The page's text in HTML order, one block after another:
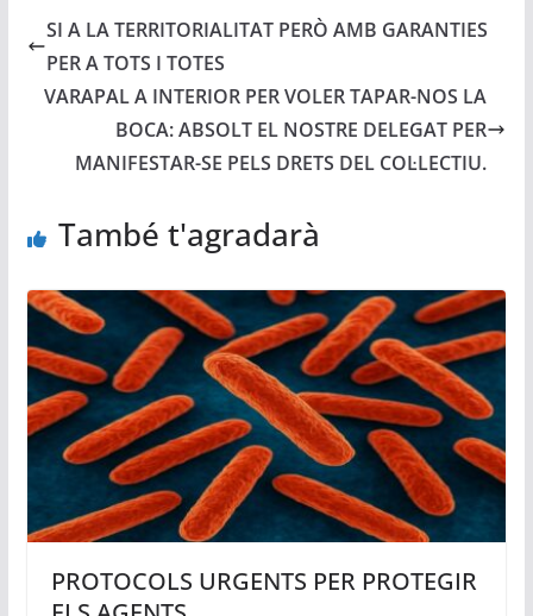
SI A LA TERRITORIALITAT PERÒ AMB GARANTIES
PER A TOTS I TOTES
VARAPAL A INTERIOR PER VOLER TAPAR-NOS LA
BOCA: ABSOLT EL NOSTRE DELEGAT PER
MANIFESTAR-SE PELS DRETS DEL COL·LECTIU.
També t'agradarà
PROTOCOLS URGENTS PER PROTEGIR